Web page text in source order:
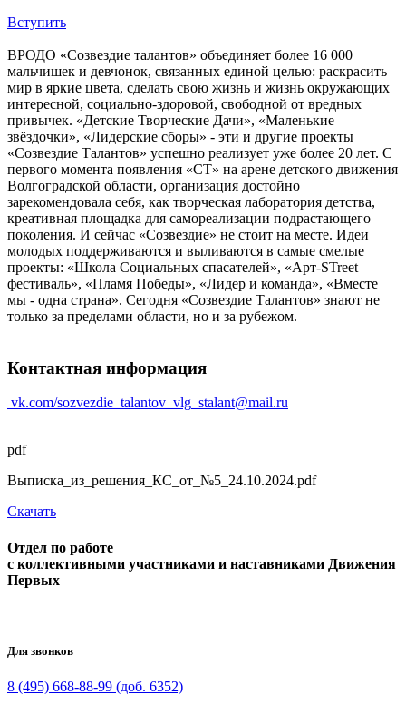
Вступить
ВРОДО «Созвездие талантов» объединяет более 16 000
мальчишек и девчонок, связанных единой целью: раскрасить
мир в яркие цвета, сделать свою жизнь и жизнь окружающих
интересной, социально-здоровой, свободной от вредных
привычек. «Детские Творческие Дачи», «Маленькие
звёздочки», «Лидерские сборы» - эти и другие проекты
«Созвездие Талантов» успешно реализует уже более 20 лет. С
первого момента появления «СТ» на арене детского движения
Волгоградской области, организация достойно
зарекомендовала себя, как творческая лаборатория детства,
креативная площадка для самореализации подрастающего
поколения. И сейчас «Созвездие» не стоит на месте. Идеи
молодых поддерживаются и выливаются в самые смелые
проекты: «Школа Социальных спасателей», «Арт-STreet
фестиваль», «Пламя Победы», «Лидер и команда», «Вместе
мы - одна страна». Сегодня «Созвездие Талантов» знают не
только за пределами области, но и за рубежом.
Контактная информация
vk.com/sozvezdie_talantov_vlg stalant@mail.ru
pdf
Выписка_из_решения_КС_от_№5_24.10.2024.pdf
Скачать
Отдел по работе
с коллективными участниками и наставниками Движения
Первых
Для звонков
8 (495) 668-88-99 (доб. 6352)